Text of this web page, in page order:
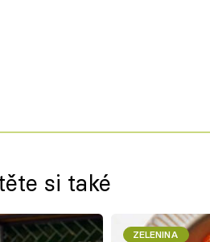
si také
ZELENINA